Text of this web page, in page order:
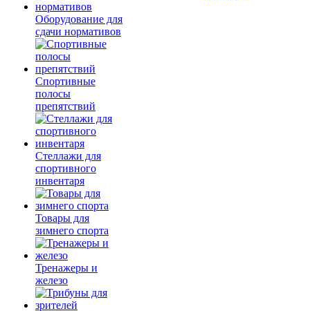
Оборудование для
сдачи нормативов
Спортивные
полосы
препятствий
Стеллажи для
спортивного
инвентаря
Товары для
зимнего спорта
Тренажеры и
железо